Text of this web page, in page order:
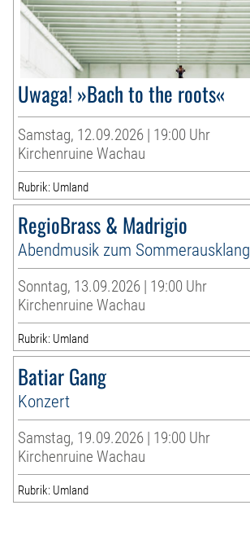
Uwaga! »Bach to the roots«
Samstag, 12.09.2026 | 19:00 Uhr
Kirchenruine Wachau
Rubrik: Umland
RegioBrass & Madrigio
Abendmusik zum Sommerausklang
Sonntag, 13.09.2026 | 19:00 Uhr
Kirchenruine Wachau
Rubrik: Umland
Batiar Gang
Konzert
Samstag, 19.09.2026 | 19:00 Uhr
Kirchenruine Wachau
Rubrik: Umland